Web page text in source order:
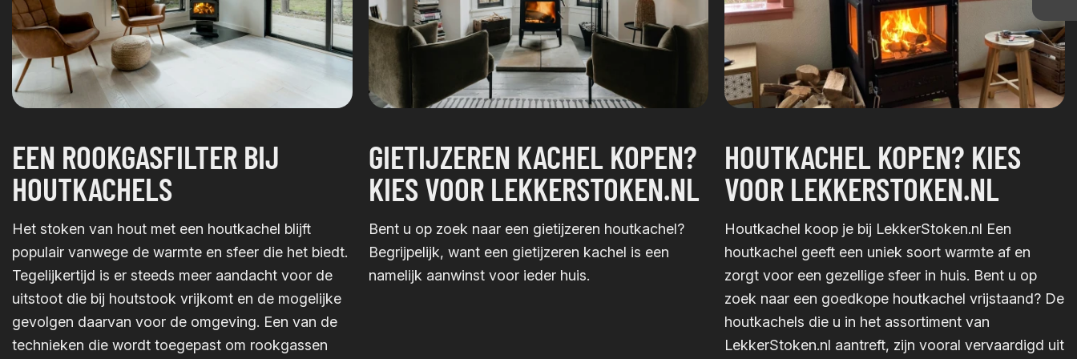
EEN ROOKGASFILTER BIJ
HOUTKACHELS
Het stoken van hout met een houtkachel blijft
populair vanwege de warmte en sfeer die het biedt.
Tegelijkertijd is er steeds meer aandacht voor de
uitstoot die bij houtstook vrijkomt en de mogelijke
gevolgen daarvan voor de omgeving. Een van de
technieken die wordt toegepast om rookgassen
GIETIJZEREN KACHEL KOPEN?
KIES VOOR LEKKERSTOKEN.NL
Bent u op zoek naar een gietijzeren houtkachel?
Begrijpelijk, want een gietijzeren kachel is een
namelijk aanwinst voor ieder huis.
HOUTKACHEL KOPEN? KIES
VOOR LEKKERSTOKEN.NL
Houtkachel koop je bij LekkerStoken.nl Een
houtkachel geeft een uniek soort warmte af en
zorgt voor een gezellige sfeer in huis. Bent u op
zoek naar een goedkope houtkachel vrijstaand? De
houtkachels die u in het assortiment van
LekkerStoken.nl aantreft, zijn vooral vervaardigd uit